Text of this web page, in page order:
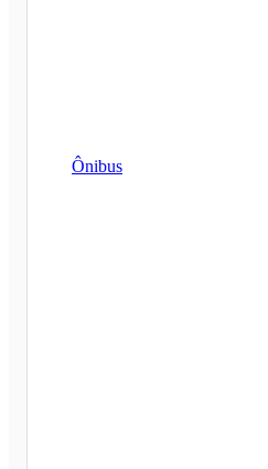
Ônibus